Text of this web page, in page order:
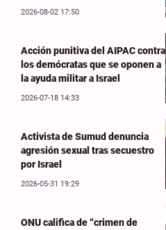
2026-08-02 17:50
Acción punitiva del AIPAC contra
los demócratas que se oponen a
la ayuda militar a Israel
2026-07-18 14:33
Activista de Sumud denuncia
agresión sexual tras secuestro
por Israel
2026-05-31 19:29
ONU califica de “crimen de